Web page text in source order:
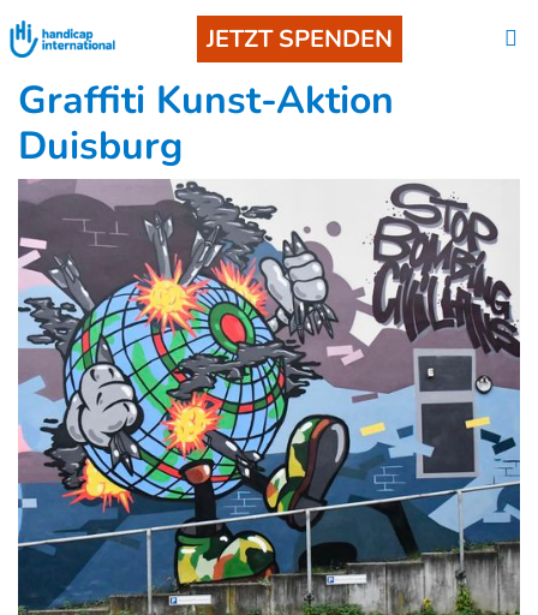
JETZT SPENDEN
Graffiti Kunst-Aktion
Duisburg